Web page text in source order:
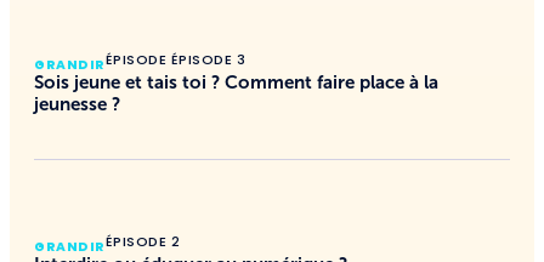
GRANDIRÉPISODE ÉPISODE 3
Sois jeune et tais toi ? Comment faire place à la
jeunesse ?
GRANDIRÉPISODE 2